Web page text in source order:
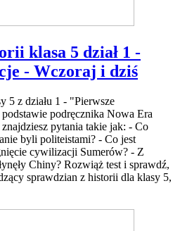
klasa 5 dział 1 -
- Wczoraj i dziś
5 z działu 1 - "Pierwsze
podręcznika Nowa Era
pytania takie jak: - Co
byli politeistami? - Co jest
cywilizacji Sumerów? - Z
Chiny? Rozwiąż test i sprawdź,
sprawdzian z historii dla klasy 5,